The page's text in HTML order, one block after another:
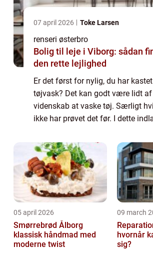
07 april 2026 Toke Larsen
renseri østerbro
Bolig til leje i Viborg: sådan
den rette lejlighed
Er det først for nylig, du har
tøjvask? Det kan godt være lidt af
videnskab at vaske tøj. Særligt
ikke har prøvet det før. I dette
ny på området eller bare vil have
05 april 2026
Smørrebrød Ålborg
klassisk håndmad med
moderne twist
09 march
hvornår
sig?